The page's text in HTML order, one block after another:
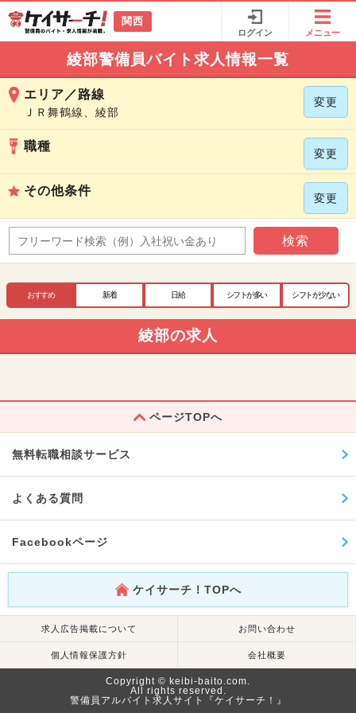
関西
ログイン メニュー
綾部警備員バイト求人情報一覧
エリア／路線
ＪＲ舞鶴線、綾部
変更
職種
変更
その他条件
変更
検索
おすすめ 新着 日給 シフトが多い シフトが少ない
綾部の求人
ページTOPへ
無料転職相談サービス
よくある質問
Facebookページ
ケイサーチ！TOPへ
求人広告掲載について お問い合わせ
個人情報保護方針 会社概要
Copyright © keibi-baito.com.
All rights reserved.
警備員アルバイト求人サイト『ケイサーチ！』